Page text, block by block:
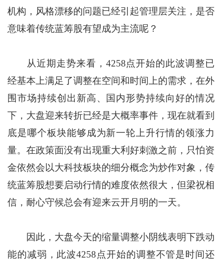
机构，风格漂移的问题已经引起管理层关注，是否
意味着传统蓝筹股有望成为主流呢？
从近期走势来看，4258点开始的此波调整已
经基本上满足了调整在空间和时间上的需求，在外
围市场持续创出新高、国内形势持续向好的情况
下，大盘迎来转折已经是大概率事件，现在就看到
底是哪个板块能够成为新一轮上升行情的领涨力
量。在政策面没有出现重大利好刺激之前，只怕资
金依然会以大科技板块的细分概念为炒作对象，传
统蓝筹股想要启动行情的难度依然很大，但梁祝相
信，耐心守候总会有迎来云开月明的一天。
因此，大盘今天的缩量调整小阴线表明下跌动
能的减弱，此波4258点开始的调整不管是时间还